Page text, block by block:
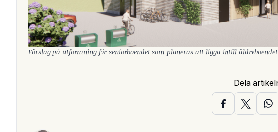
Förslag på utformning för seniorboendet som planeras att ligga intill
Dela